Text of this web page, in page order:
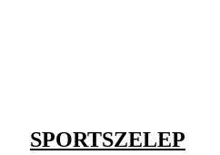
SPORTSZELEP